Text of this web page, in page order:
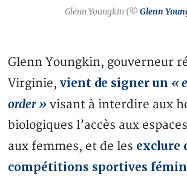
Glenn Youngkin (© Glenn
Glenn Youngkin, gouverneur
Virginie,vient de signer un «
order » visant à interdire aux
biologiques l’accès aux
aux femmes, et de les exclure
compétitions sportives